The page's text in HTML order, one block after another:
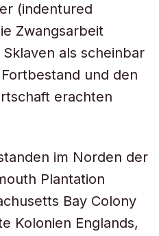
(indentured
Zwangsarbeit
als scheinbar
und den
erachten
im Norden der
Plantation
Bay Colony
Kolonien Englands,